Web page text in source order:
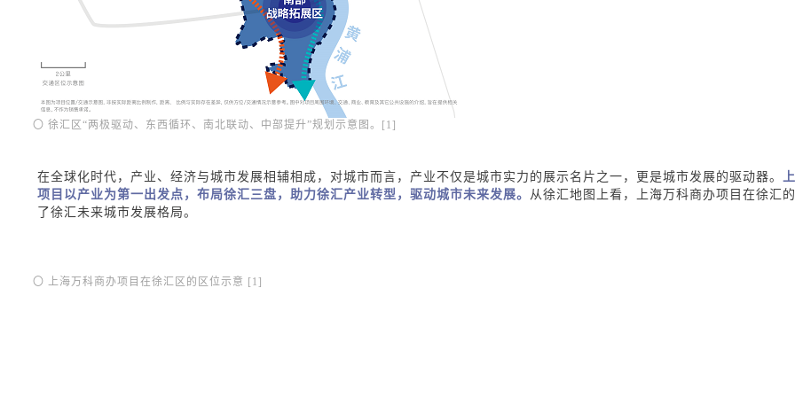
〇 徐汇区“两极驱动、东西循环、南北联动、中部提升”规划示意图。[1]
在全球化时代，产业、经济与城市发展相辅相成，对城市而言，产业不仅是城市实力的展示名片之一，更是城市发展的驱动器。
项目以产业为第一出发点，布局徐汇三盘，助力徐汇产业转型，驱动城市未来发展。
从徐汇地图上看，上海万科商办项目在徐汇
了徐汇未来城市发展格局。
〇 上海万科商办项目在徐汇区的区位示意 [1]